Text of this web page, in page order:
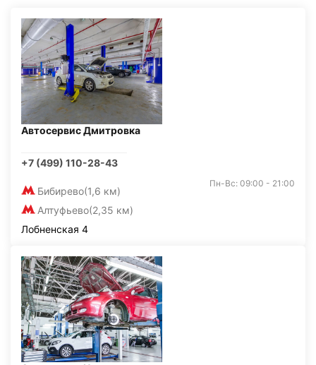
Автосервис Дмитровка
+7 (499) 110-28-43
Бибирево(1,6 км)
Алтуфьево(2,35 км)
Пн-Вс: 09:00 - 21:00
Лобненская 4